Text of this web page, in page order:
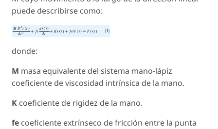
puede describirse como:
donde:
M masa equivalente del sistema mano-lápiz
coeficiente de viscosidad intrínsica de la mano.
K coeficiente de rigidez de la mano.
fe coeficiente extrínseco de fricción entre la punta